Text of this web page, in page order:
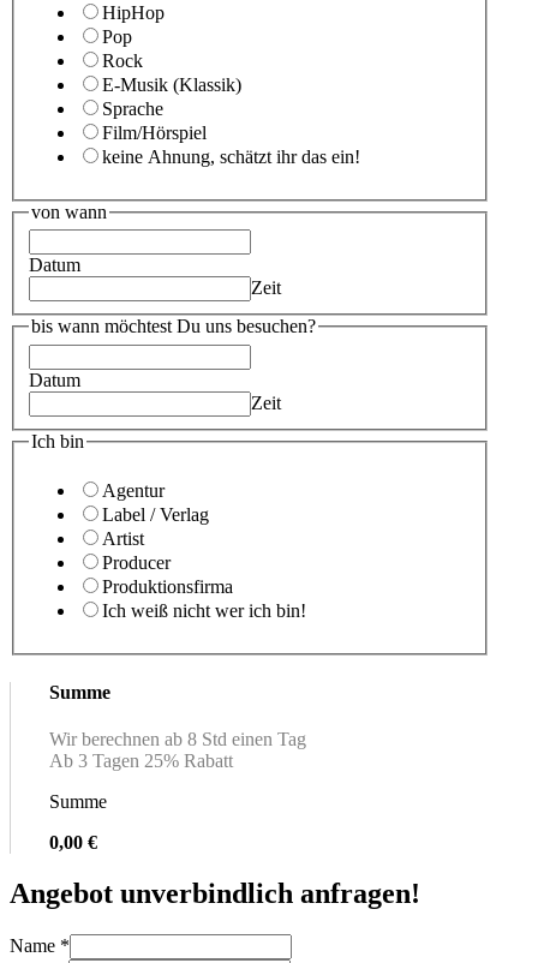
HipHop
Pop
Rock
E-Musik (Klassik)
Sprache
Film/Hörspiel
keine Ahnung, schätzt ihr das ein!
von wann
Datum
Zeit
bis wann möchtest Du uns besuchen?
Datum
Zeit
Ich bin
Agentur
Label / Verlag
Artist
Producer
Produktionsfirma
Ich weiß nicht wer ich bin!
Summe
Wir berechnen ab 8 Std einen Tag
Ab 3 Tagen 25% Rabatt
Summe
0,00 €
Angebot unverbindlich anfragen!
Name *